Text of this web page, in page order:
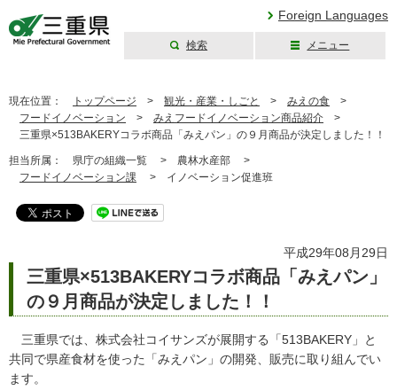
Foreign Languages
検索 メニュー
現在位置： トップページ > 観光・産業・しごと > みえの食 >
フードイノベーション > みえフードイノベーション商品紹介 >
三重県×513BAKERYコラボ商品「みえパン」の９月商品が決定しました！！
担当所属： 県庁の組織一覧 > 農林水産部 >
フードイノベーション課 > イノベーション促進班
平成29年08月29日
三重県×513BAKERYコラボ商品「みえパン」
の９月商品が決定しました！！
三重県では、株式会社コイサンズが展開する「513BAKERY」と
共同で県産食材を使った「みえパン」の開発、販売に取り組んでい
ます。